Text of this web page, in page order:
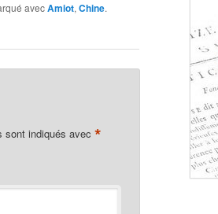
avecAmiot, Chine.
sont indiqués avec*